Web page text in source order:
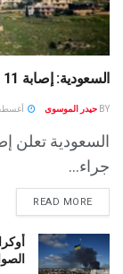
السعودية: إصابة 11 مدنيا بينهم مصريان في نجران جراء هجوم حوثي
BY حيدر الموسوى أغسطس 7,
جراء...
READ MORE